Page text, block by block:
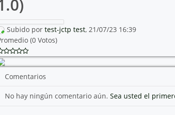
Subido por test-jctp test, 21/07/23 16:39
(0 Votos)
Comentarios
No hay ningún comentario aún. Sea usted el